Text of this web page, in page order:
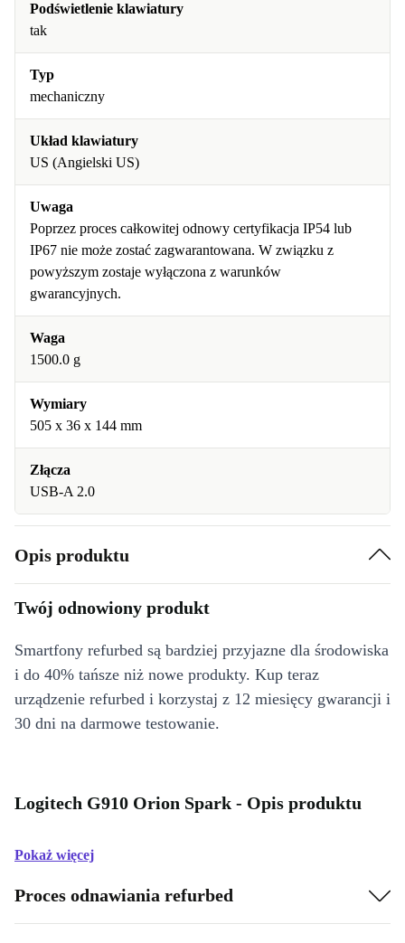
Podświetlenie klawiatury
tak
Typ
mechaniczny
Układ klawiatury
US (Angielski US)
Uwaga
Poprzez proces całkowitej odnowy certyfikacja IP54 lub
IP67 nie może zostać zagwarantowana. W związku z
powyższym zostaje wyłączona z warunków
gwarancyjnych.
Waga
1500.0 g
Wymiary
505 x 36 x 144 mm
Złącza
USB-A 2.0
Opis produktu
Twój odnowiony produkt
Smartfony refurbed są bardziej przyjazne dla środowiska
i do 40% tańsze niż nowe produkty. Kup teraz
urządzenie refurbed i korzystaj z 12 miesięcy gwarancji i
30 dni na darmowe testowanie.
Logitech G910 Orion Spark - Opis produktu
Pokaż więcej
Proces odnawiania refurbed